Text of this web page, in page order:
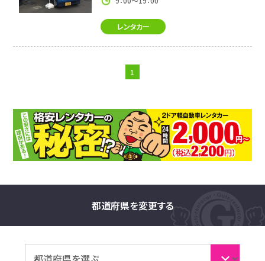
レンタカー
1
都道府県を変更する